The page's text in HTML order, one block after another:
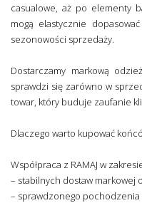
casualowe, aż po elementy
mogą elastycznie
sezonowości sprzedaży.
Dostarczamy markową
sprawdzi się zarówno w
towar, który buduje zaufanie
Dlaczego warto kupować
Współpraca z RAMAJ w
– stabilnych dostaw markowej
– sprawdzonego pochodzenia